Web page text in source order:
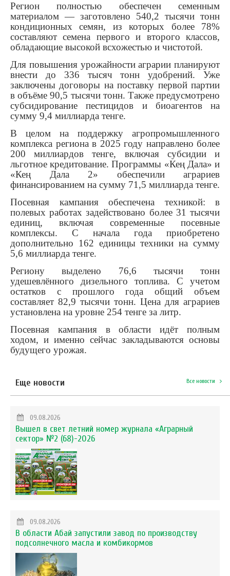
Регион полностью обеспечен семенным
материалом — заготовлено 540,2 тысячи тонн
кондиционных семян, из которых более 78%
составляют семена первого и второго классов,
обладающие высокой всхожестью и чистотой.
Для повышения урожайности аграрии планируют
внести до 336 тысяч тонн удобрений. Уже
заключены договоры на поставку первой партии
в объёме 90,5 тысячи тонн. Также предусмотрено
субсидирование пестицидов и биоагентов на
сумму 9,4 миллиарда тенге.
В целом на поддержку агропромышленного
комплекса региона в 2025 году направлено более
200 миллиардов тенге, включая субсидии и
льготное кредитование. Программы «Кең Дала» и
«Кең Дала 2» обеспечили аграриев
финансированием на сумму 71,5 миллиарда тенге.
Посевная кампания обеспечена техникой: в
полевых работах задействовано более 31 тысячи
единиц, включая современные посевные
комплексы. С начала года приобретено
дополнительно 162 единицы техники на сумму
5,6 миллиарда тенге.
Региону выделено 76,6 тысячи тонн
удешевлённого дизельного топлива. С учетом
остатков с прошлого года общий объем
составляет 82,9 тысячи тонн. Цена для аграриев
установлена на уровне 254 тенге за литр.
Посевная кампания в области идёт полным
ходом, и именно сейчас закладываются основы
будущего урожая.
Еще новости Все новости
09.08.2026
Вышел в свет летний номер журнала «Аграрный
сектор» №2 (68)-2026
09.08.2026
В области Абай запустили завод по производству
подсолнечного масла и комбикормов